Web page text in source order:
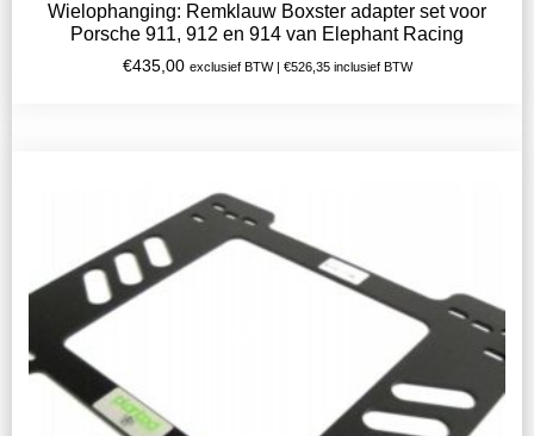
Wielophanging: Remklauw Boxster adapter set voor
Porsche 911, 912 en 914 van Elephant Racing
€435,00 exclusief BTW | €526,35inclusief BTW